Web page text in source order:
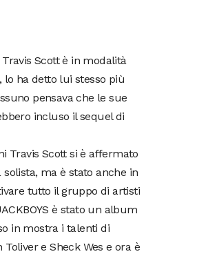
Scott è in modalità
lo ha detto lui stesso più
pensava che le sue
incluso il sequel di
Travis Scott si è affermato
ma è stato anche in
tutto il gruppo di artisti
è stato un album
in mostra i talenti di
Toliver e Sheck Wes e ora è